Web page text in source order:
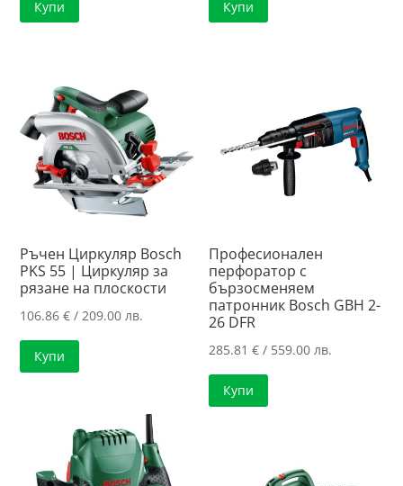
Купи Купи
Ръчен Циркуляр Bosch
PKS 55 | Циркуляр за
рязанe нa плоскости
106.86€ / 209.00 лв.
Купи
Професионален
перфоратор с
бързосменяем
патронник Bosch GBH 2-
26 DFR
285.81€ / 559.00 лв.
Купи